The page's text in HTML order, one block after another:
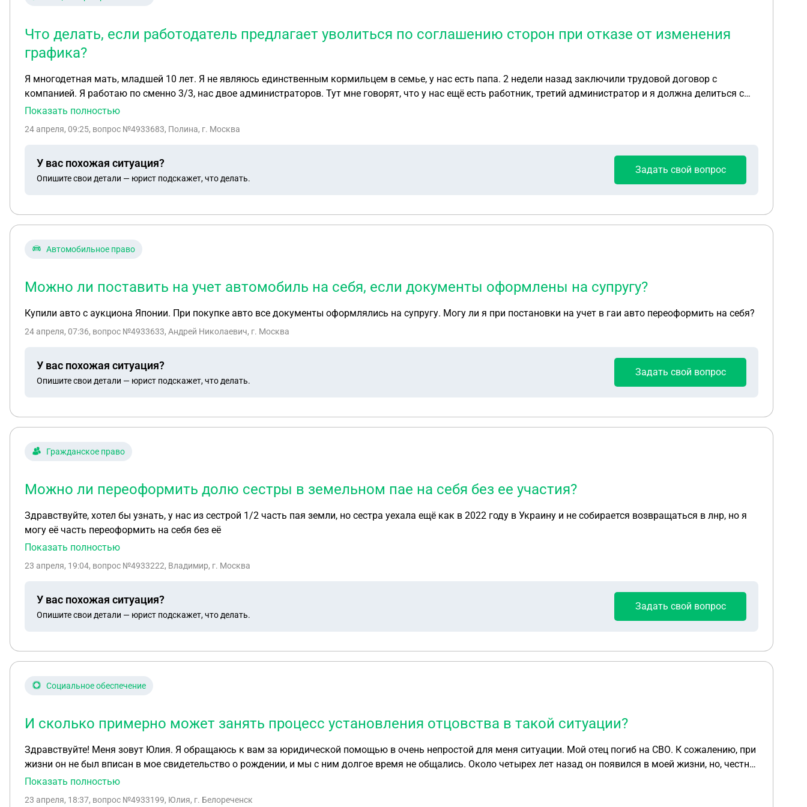
Что делать, если работодатель предлагает уволиться по соглашению сторон при отказе от изменения
графика?
Я многодетная мать, младшей 10 лет. Я не являюсь единственным кормильцем в семье, у нас есть папа. 2 недели назад заключили трудовой договор с
компанией. Я работаю по сменно 3/3, нас двое администраторов. Тут мне говорят, что у нас ещё есть работник, третий администратор и я должна делиться с
Показать полностью
24 апреля, 09:25, вопрос №4933683, Полина, г. Москва
У вас похожая ситуация?
Опишите свои детали — юрист подскажет, что делать.
Задать свой вопрос
Автомобильное право
Можно ли поставить на учет автомобиль на себя, если документы оформлены на супругу?
Купили авто с аукциона Японии. При покупке авто все документы оформлялись на супругу. Могу ли я при постановки на учет в гаи авто переоформить на себя?
24 апреля, 07:36, вопрос №4933633, Андрей Николаевич, г. Москва
У вас похожая ситуация?
Опишите свои детали — юрист подскажет, что делать.
Задать свой вопрос
Гражданское право
Можно ли переоформить долю сестры в земельном пае на себя без ее участия?
Здравствуйте, хотел бы узнать, у нас из сестрой 1/2 часть пая земли, но сестра уехала ещё как в 2022 году в Украину и не собирается возвращаться в лнр, но я
могу её часть переоформить на себя без её
Показать полностью
23 апреля, 19:04, вопрос №4933222, Владимир, г. Москва
У вас похожая ситуация?
Опишите свои детали — юрист подскажет, что делать.
Задать свой вопрос
Социальное обеспечение
И сколько примерно может занять процесс установления отцовства в такой ситуации?
Здравствуйте! Меня зовут Юлия. Я обращаюсь к вам за юридической помощью в очень непростой для меня ситуации. Мой отец погиб на СВО. К сожалению, при
жизни он не был вписан в мое свидетельство о рождении, и мы с ним долгое время не общались. Около четырех лет назад он появился в моей жизни, но, честно
говоря, я не была готова к общению и не видела в этом смысла, учитывая прошедшие годы. Однако, когда он отправился на СВО, он начал оказывать мне и
Показать полностью
23 апреля, 18:37, вопрос №4933199, Юлия, г. Белореченск